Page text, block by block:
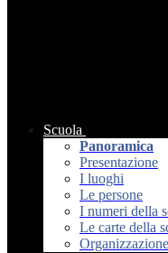
Scuola
Panoramica
Presentazione
I luoghi
Le persone
I numeri della
Le carte della
Organizzazione